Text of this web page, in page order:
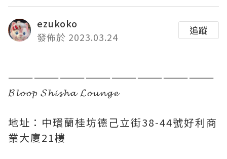
ezukoko
發佈於 2023.03.24
追蹤
————————————————————————
𝓑𝓵𝓸𝓸𝓹 𝓢𝓱𝓲𝓼𝓱𝓪 𝓛𝓸𝓾𝓷𝓰𝓮
地址：中環蘭桂坊德己立街38-44號好利商
業大廈21樓